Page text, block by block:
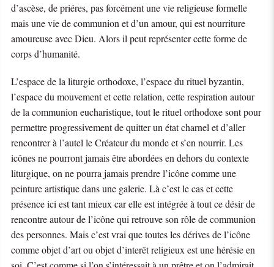
d’ascèse, de priéres, pas forcément une vie religieuse formelle
mais une vie de communion et d’un amour, qui est nourriture
amoureuse avec Dieu. Alors il peut représenter cette forme de
corps d’humanité.
L’espace de la liturgie orthodoxe, l’espace du rituel byzantin,
l’espace du mouvement et cette relation, cette respiration autour
de la communion eucharistique, tout le rituel orthodoxe sont pour
permettre progressivement de quitter un état charnel et d’aller
rencontrer à l’autel le Créateur du monde et s’en nourrir. Les
icônes ne pourront jamais être abordées en dehors du contexte
liturgique, on ne pourra jamais prendre l’icône comme une
peinture artistique dans une galerie. Là c’est le cas et cette
présence ici est tant mieux car elle est intégrée à tout ce désir de
rencontre autour de l’icône qui retrouve son rôle de communion
des personnes. Mais c’est vrai que toutes les dérives de l’icône
comme objet d’art ou objet d’interêt religieux est une hérésie en